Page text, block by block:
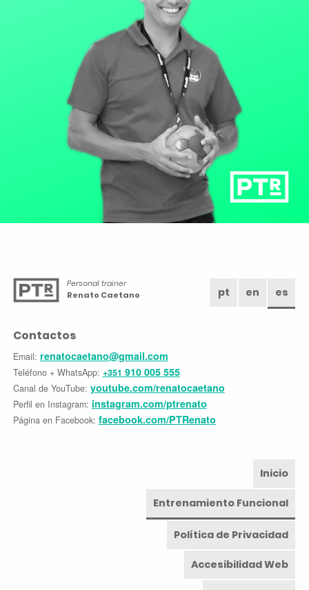
Personal trainer
Renato Caetano pt en es
Contactos
Email: renatocaetano@gmail.com
Teléfono + WhatsApp: +351 910 005 555
Canal de YouTube: youtube.com/renatocaetano
Perfil en Instagram: instagram.com/ptrenato
Página en Facebook: facebook.com/PTRenato
Inicio
Entrenamiento Funcional
Política de Privacidad
Accesibilidad Web